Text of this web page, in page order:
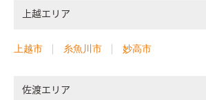
上越エリア
上越市 糸魚川市 妙高市
佐渡エリア